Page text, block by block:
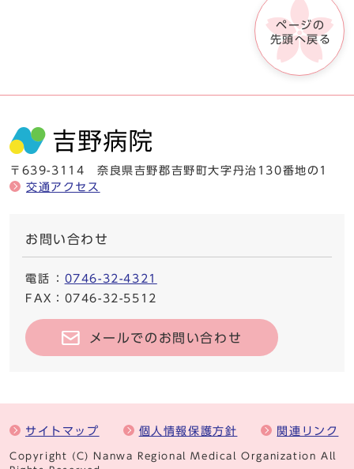
ページの
先頭へ戻る
〒639-3114 奈良県吉野郡吉野町大字丹治130番地の1
交通アクセス
お問い合わせ
電話 ： 0746-32-4321
FAX ：0746-32-5512
メールでのお問い合わせ
サイトマップ 個人情報保護方針 関連リンク
Copyright (C) Nanwa Regional Medical Organization All